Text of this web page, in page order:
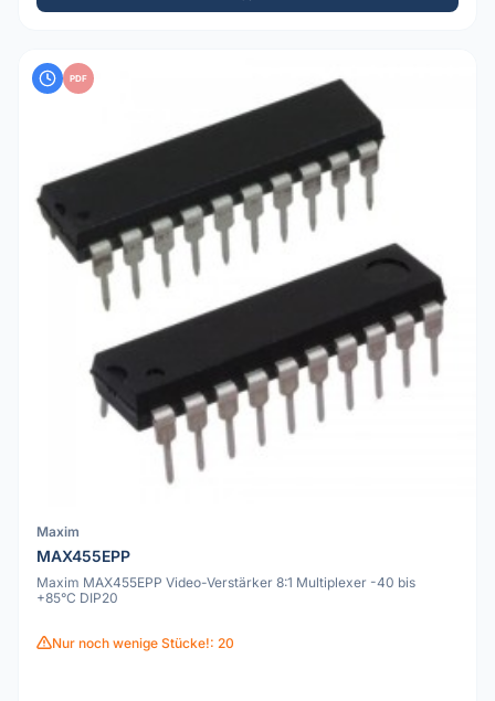
PDF
Maxim
MAX455EPP
Maxim MAX455EPP Video-Verstärker 8:1 Multiplexer -40 bis
+85°C DIP20
Nur noch wenige Stücke!: 20